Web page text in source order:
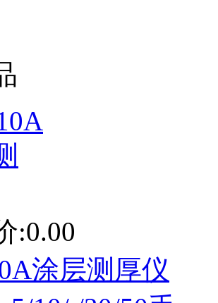
:0.00
涂层测厚仪